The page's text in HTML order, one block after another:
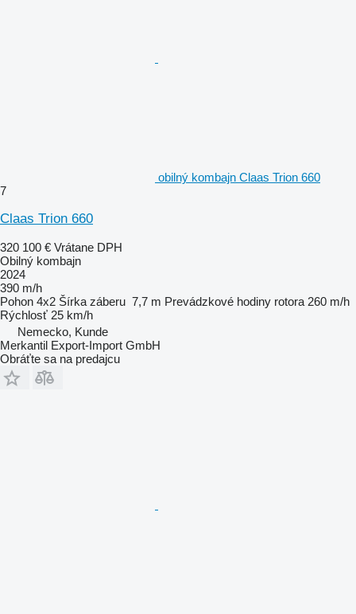
obilný kombajn Claas Trion 660
7
Claas Trion 660
320 100 € Vrátane DPH
Obilný kombajn
2024
390 m/h
Pohon 4x2 Šírka záberu 7,7 m Prevádzkové hodiny rotora 260 m/h
Rýchlosť 25 km/h
Nemecko, Kunde
Merkantil Export-Import GmbH
Obráťte sa na predajcu